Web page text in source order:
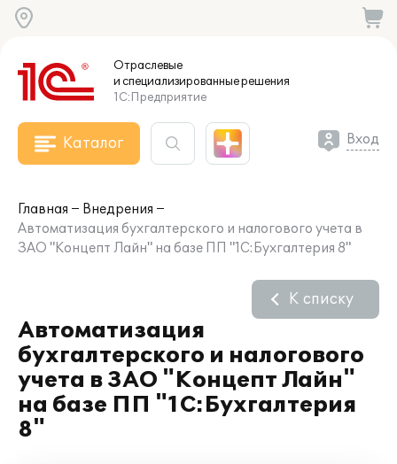
Отраслевые
и специализированныерешения
1С:Предприятие
Каталог Вход
Главная
Внедрения
Автоматизация бухгалтерского и налогового учета в
ЗАО "Концепт Лайн" на базе ПП "1С:Бухгалтерия 8"
Автоматизация
бухгалтерского и налогового
учета в ЗАО "Концепт Лайн"
на базе ПП "1С:Бухгалтерия
8"
К списку